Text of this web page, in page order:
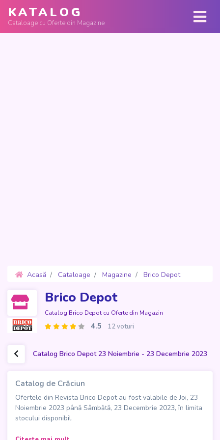
KATALOG
Cataloage cu Oferte din Magazine
Acasă Cataloage Magazine
Brico Depot
Brico Depot
Catalog Brico Depot cu Oferte din Magazin
4.5 12 voturi
Catalog Brico Depot 23 Noiembrie - 23 Decembrie 2023
Catalog de Crăciun
Ofertele din Revista Brico Depot au fost valabile de Joi, 23
Noiembrie 2023 până Sâmbătă, 23 Decembrie 2023, în limita
stocului disponibil.
Descoperă magia sărbătorilor în noul "Catalog Brico Depot -